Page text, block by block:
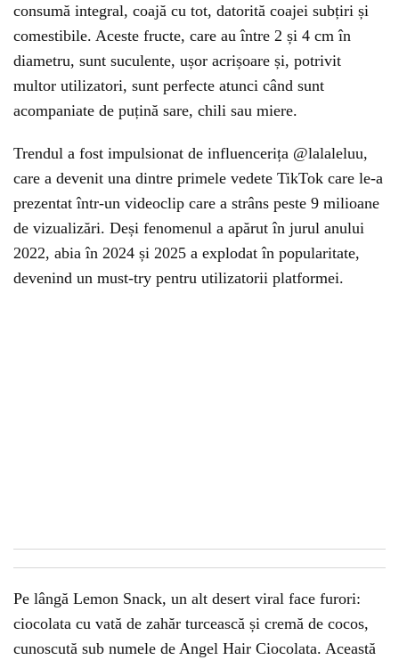
consumă integral, coajă cu tot, datorită coajei subțiri și
comestibile. Aceste fructe, care au între 2 și 4 cm în
diametru, sunt suculente, ușor acrișoare și, potrivit
multor utilizatori, sunt perfecte atunci când sunt
acompaniate de puțină sare, chili sau miere.
Trendul a fost impulsionat de influencerița @lalaleluu,
care a devenit una dintre primele vedete TikTok care le-a
prezentat într-un videoclip care a strâns peste 9 milioane
de vizualizări. Deși fenomenul a apărut în jurul anului
2022, abia în 2024 și 2025 a explodat în popularitate,
devenind un must-try pentru utilizatorii platformei.
Pe lângă Lemon Snack, un alt desert viral face furori:
ciocolata cu vată de zahăr turcească și cremă de cocos,
cunoscută sub numele de Angel Hair Ciocolata. Această